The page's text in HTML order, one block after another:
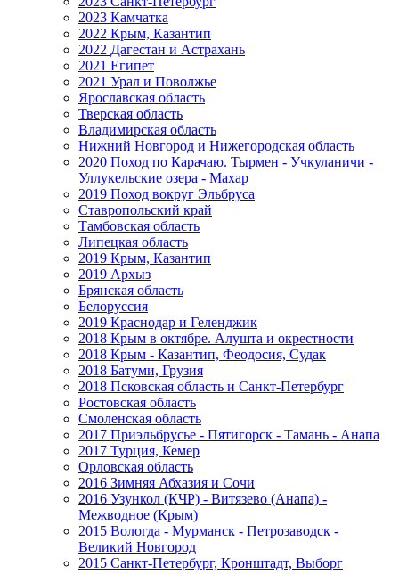
2023 Камчатка
2022 Крым, Казантип
2022 Дагестан и Астрахань
2021 Египет
2021 Урал и Поволжье
Ярославская область
Тверская область
Владимирская область
Нижний Новгород и Нижегородская область
2020 Поход по Карачаю. Тырмен - Учкуланичи -
Уллукельские озера - Махар
2019 Поход вокруг Эльбруса
Ставропольский край
Тамбовская область
Липецкая область
2019 Крым, Казантип
2019 Архыз
Брянская область
Белоруссия
2019 Краснодар и Геленджик
2018 Крым в октябре. Алушта и окрестности
2018 Крым - Казантип, Феодосия, Судак
2018 Батуми, Грузия
2018 Псковская область и Санкт-Петербург
Ростовская область
Смоленская область
2017 Приэльбрусье - Пятигорск - Тамань - Анапа
2017 Турция, Кемер
Орловская область
2016 Зимняя Абхазия и Сочи
2016 Узункол (КЧР) - Витязево (Анапа) -
Межводное (Крым)
2015 Вологда - Мурманск - Петрозаводск -
Великий Новгород
2015 Санкт-Петербург, Кронштадт, Выборг